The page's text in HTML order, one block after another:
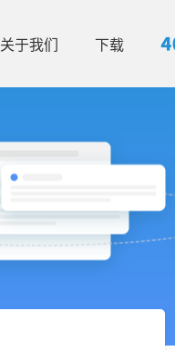
关于我们 下载